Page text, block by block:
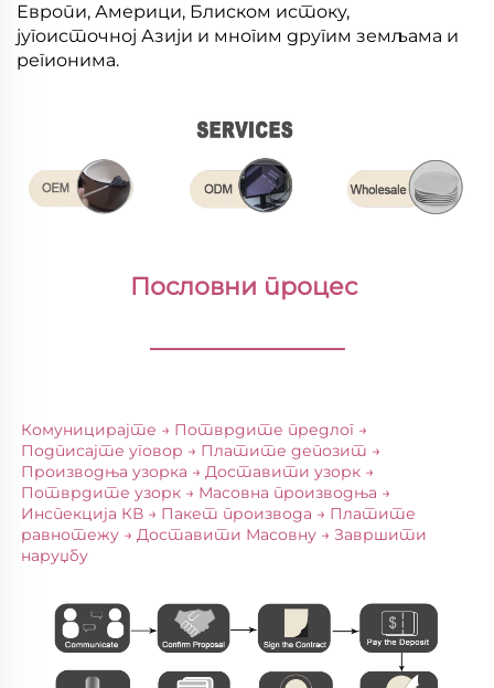
Европи, Америци, Блиском истоку,
југоисточној Азији и многим другим земљама и
регионима.
Пословни процес
________________
Комуницирајте → Потврдите предлог →
Подписајте уговор → Платите депозит →
Производња узорка → Доставити узорк →
Потврдите узорк → Масовна производња →
Инспекција КВ → Пакет производа → Платите
равнотежу → Доставити Масовну → Завршити
наруџбу